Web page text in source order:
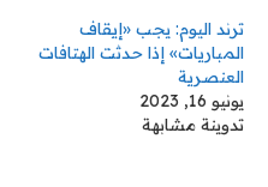
ترند اليوم: يجب «إيقاف
المباريات» إذا حدثت الهتافات
العنصرية
يونيو 16, 2023
تدوينة مشابهة